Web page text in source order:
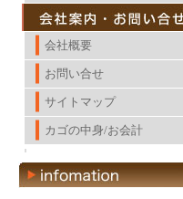
会社概要
お問い合せ
サイトマップ
カゴの中身/お会計